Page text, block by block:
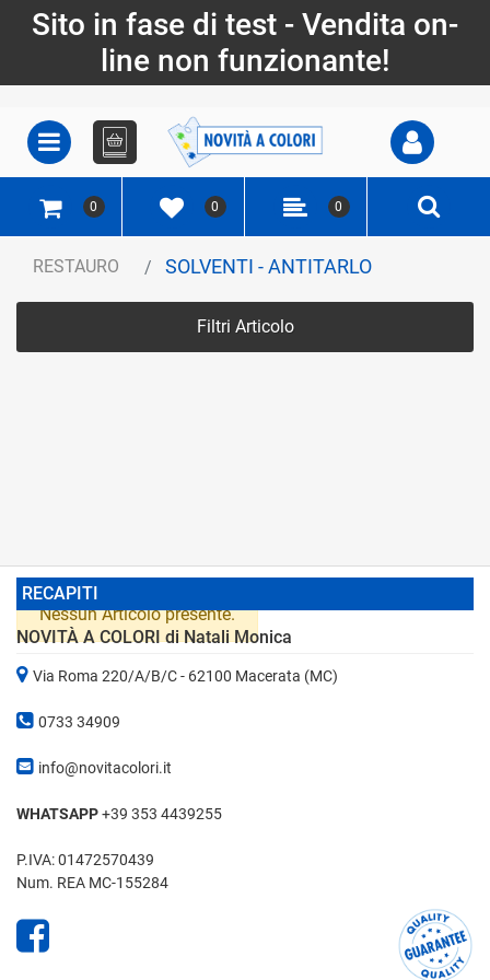
Sito in fase di test - Vendita on-
line non funzionante!
Open Open menu
0 0 0
RESTAURO SOLVENTI - ANTITARLO
Filtri Articolo
Nessun Articolo presente.
RECAPITI
NOVITÀ A COLORI di Natali Monica
Via Roma 220/A/B/C - 62100 Macerata (MC)
0733 34909
info@novitacolori.it
WHATSAPP+39 353 4439255
P.IVA: 01472570439
Num. REA MC-155284
Facebook